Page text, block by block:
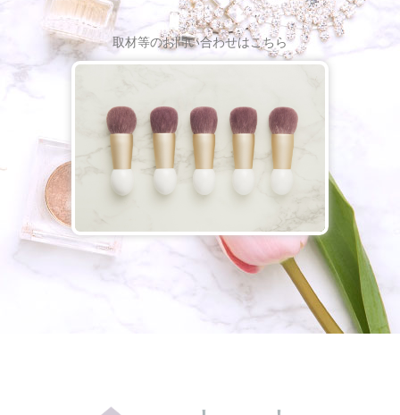
取材等のお問い合わせはこちら